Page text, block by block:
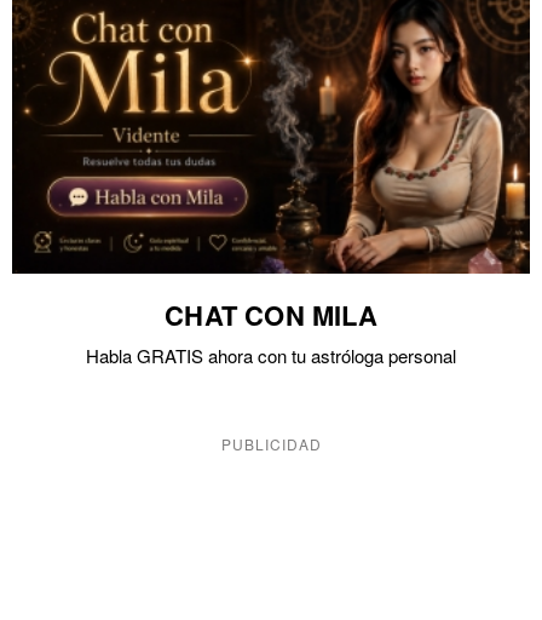
CHAT CON MILA
Habla GRATIS ahora con tu astróloga personal